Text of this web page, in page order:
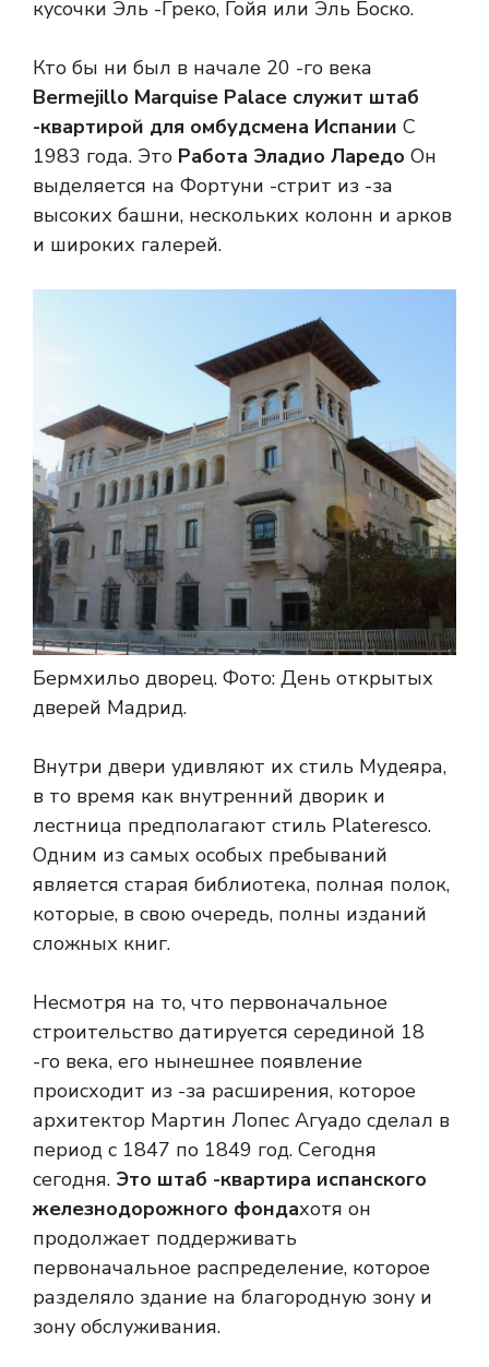
кусочки Эль -Греко, Гойя или Эль Боско.
Кто бы ни был в начале 20 -го века
Bermejillo Marquise Palace служит штаб
-квартирой для омбудсмена Испании С
1983 года. Это Работа Эладио Ларедо Он
выделяется на Фортуни -стрит из -за
высоких башни, нескольких колонн и арков
и широких галерей.
Бермхильо дворец. Фото: День открытых
дверей Мадрид.
Внутри двери удивляют их стиль Мудеяра,
в то время как внутренний дворик и
лестница предполагают стиль Plateresco.
Одним из самых особых пребываний
является старая библиотека, полная полок,
которые, в свою очередь, полны изданий
сложных книг.
Несмотря на то, что первоначальное
строительство датируется серединой 18
-го века, его нынешнее появление
происходит из -за расширения, которое
архитектор Мартин Лопес Агуадо сделал в
период с 1847 по 1849 год. Сегодня
сегодня. Это штаб -квартира испанского
железнодорожного фондахотя он
продолжает поддерживать
первоначальное распределение, которое
разделяло здание на благородную зону и
зону обслуживания.